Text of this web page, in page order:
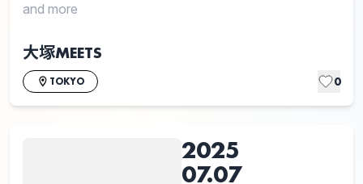
and more
大塚MEETS
TOKYO 0
2025
07.07